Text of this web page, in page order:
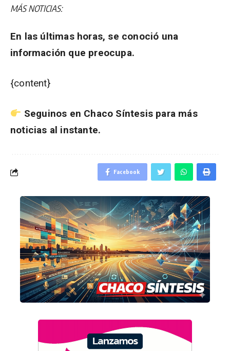
MÁS NOTICIAS:
En las últimas horas, se conoció una
información que preocupa.
{content}
Seguinos en Chaco Síntesis para más
noticias al instante.
Facebook